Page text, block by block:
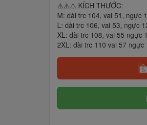
⚠️⚠️⚠️ KÍCH THƯỚC:
M: dài trc 104, vai 51, ngực
L: dài trc 106, vai 53, ngực
XL: dài trc 108, vai 55 ngực
2XL: dài trc 110 vai 57